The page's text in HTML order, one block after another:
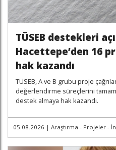
TÜSEB destekleri
Hacettepe’den 16
hak kazandı
TÜSEB, A ve B grubu proje
değerlendirme süreçlerini
destek almaya hak kazandı.
05.08.2026 | Araştırma - Projeler -